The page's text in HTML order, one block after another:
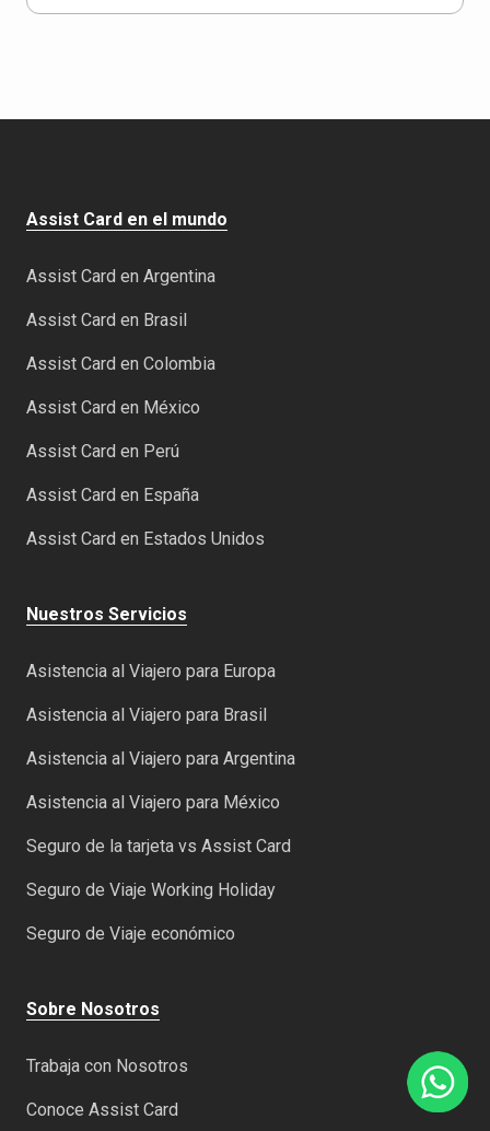
Assist Card en el mundo
Assist Card en Argentina
Assist Card en Brasil
Assist Card en Colombia
Assist Card en México
Assist Card en Perú
Assist Card en España
Assist Card en Estados Unidos
Nuestros Servicios
Asistencia al Viajero para Europa
Asistencia al Viajero para Brasil
Asistencia al Viajero para Argentina
Asistencia al Viajero para México
Seguro de la tarjeta vs Assist Card
Seguro de Viaje Working Holiday
Seguro de Viaje económico
Sobre Nosotros
Trabaja con Nosotros
Conoce Assist Card